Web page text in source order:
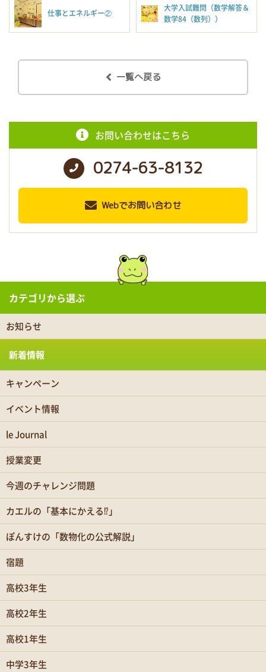
仕事とエネルギー②
大学入試難問（数学解答＆
数学84（数列））
一覧へ戻る
お問い合わせはこちら
0274-63-8132
Webでお問い合わせ
カテゴリから選ぶ
お知らせ
新着情報
キャンペーン
イベント情報
le Journal
授業変更
今週のチャレンジ問題
カエルの「基本にかえる⁉」
ぽんすけの「数物化の公式解説」
宿題
高校3年生
高校2年生
高校1年生
中学3年生